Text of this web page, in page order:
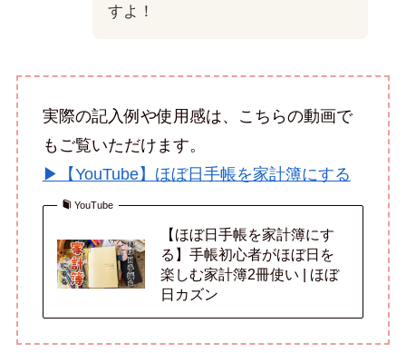
すよ！
実際の記入例や使用感は、こちらの動画で
もご覧いただけます。
▶︎【YouTube】ほぼ日手帳を家計簿にする
YouTube
【ほぼ日手帳を家計簿にす
る】手帳初心者がほぼ日を
楽しむ家計簿2冊使い | ほぼ
日カズン